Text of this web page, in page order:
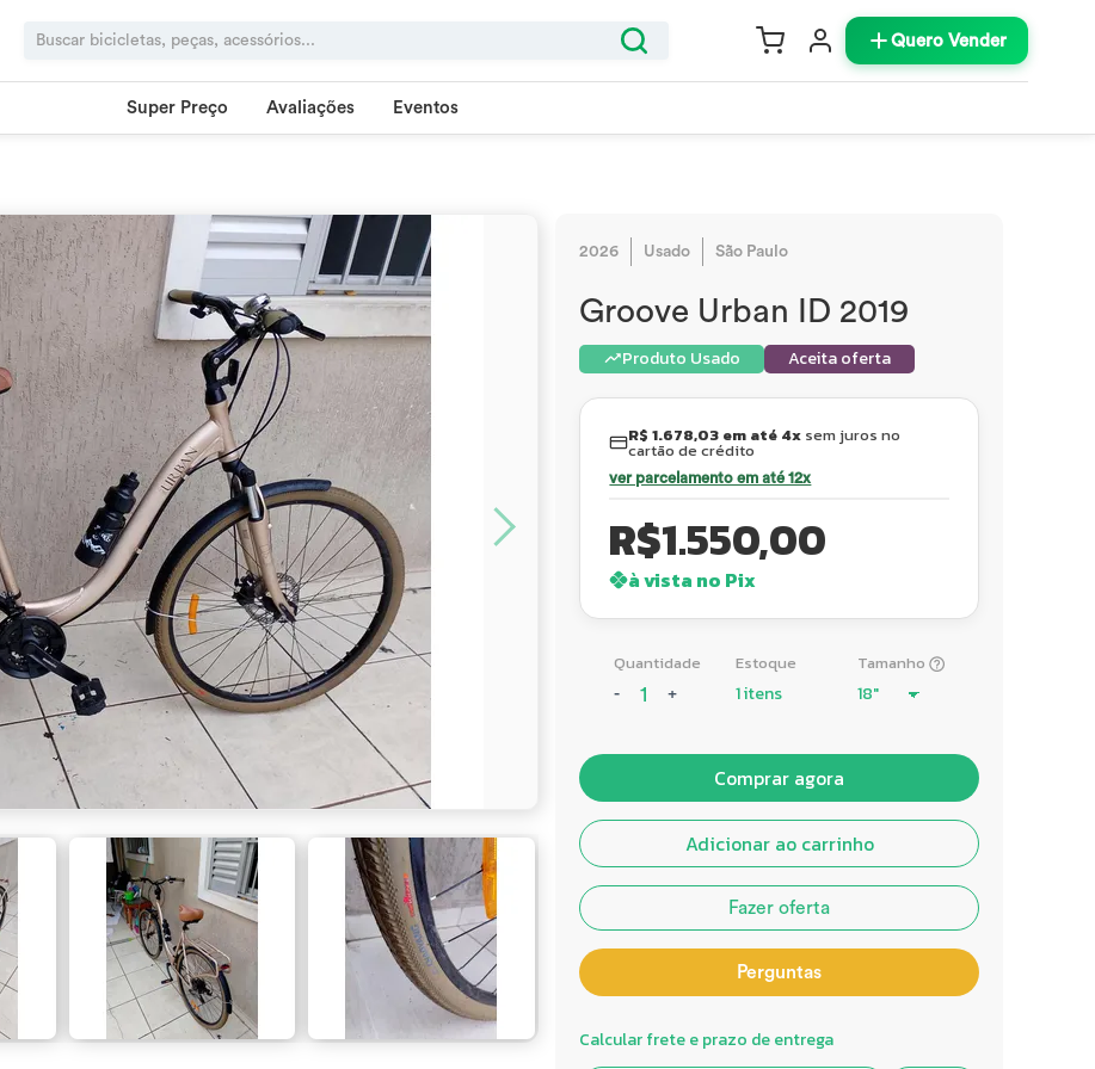
Quero Vender
Super Preço Avaliações Eventos
2026 Usado São Paulo
Groove Urban ID 2019
Produto Usado Aceita oferta
R$ 1.678,03 em até 4x sem juros no
cartão de crédito
ver parcelamento em até 12x
R$1.550,00
à vista no Pix
Quantidade
- +
Estoque
1 itens
Tamanho
Comprar agora
Adicionar ao carrinho
Fazer oferta
Perguntas
Calcular frete e prazo de entrega